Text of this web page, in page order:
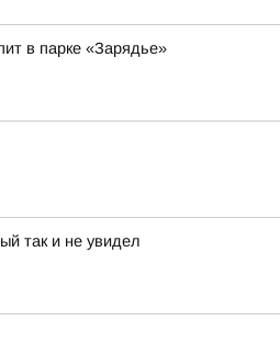
в парке «Зарядье»
так и не увидел